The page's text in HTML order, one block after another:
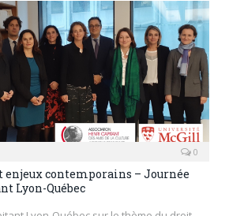
0
enjeux contemporains – Journée
Lyon-Québec